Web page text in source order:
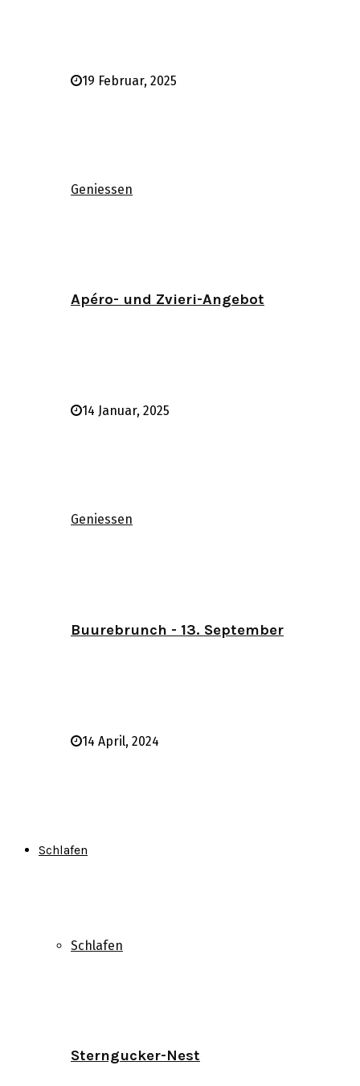
19 Februar, 2025
Geniessen
Apéro- und Zvieri-Angebot
14 Januar, 2025
Geniessen
Buurebrunch - 13. September
14 April, 2024
Schlafen
Schlafen
Sterngucker-Nest